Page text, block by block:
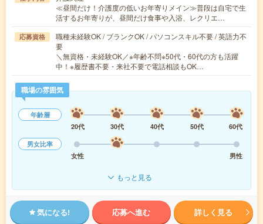
≪昼間だけ！介護度の低いお年寄りメイン≫普段は自宅で生
活するお年寄りが、昼間だけ食事や入浴、レクリエ…
応募資格
職種未経験OK / ブランクOK / パソコンスキル不要 / 英語力不
要
＼無資格・未経験OK／※年齢不問※50代・60代の方も活躍
中！※履歴書不要・来社不要で電話相談もOK…
職場の雰囲気
年齢層
20代
30代 40代 50代
60代
男女比率
女性
男性
もっと見る
気になる! 応募へ進む 詳しく見る